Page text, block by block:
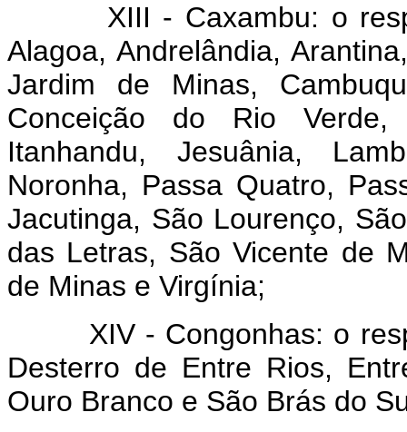
XIII - Caxambu: o
Alagoa, Andrelândia,
Jardim de Minas,
Conceição do Rio Verde,
Itanhandu, Jesuânia,
Noronha, Passa Quatro,
Jacutinga, São Lourenço,
das Letras, São Vicente de
de Minas e Virgínia;
XIV - Congonhas: o
Desterro de Entre Rios,
Ouro Branco e São Brás do